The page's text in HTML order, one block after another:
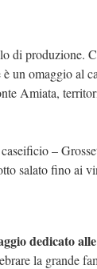
di produzione.
un omaggio al
Amiata,
–
salato fino ai
dedicato
la grande